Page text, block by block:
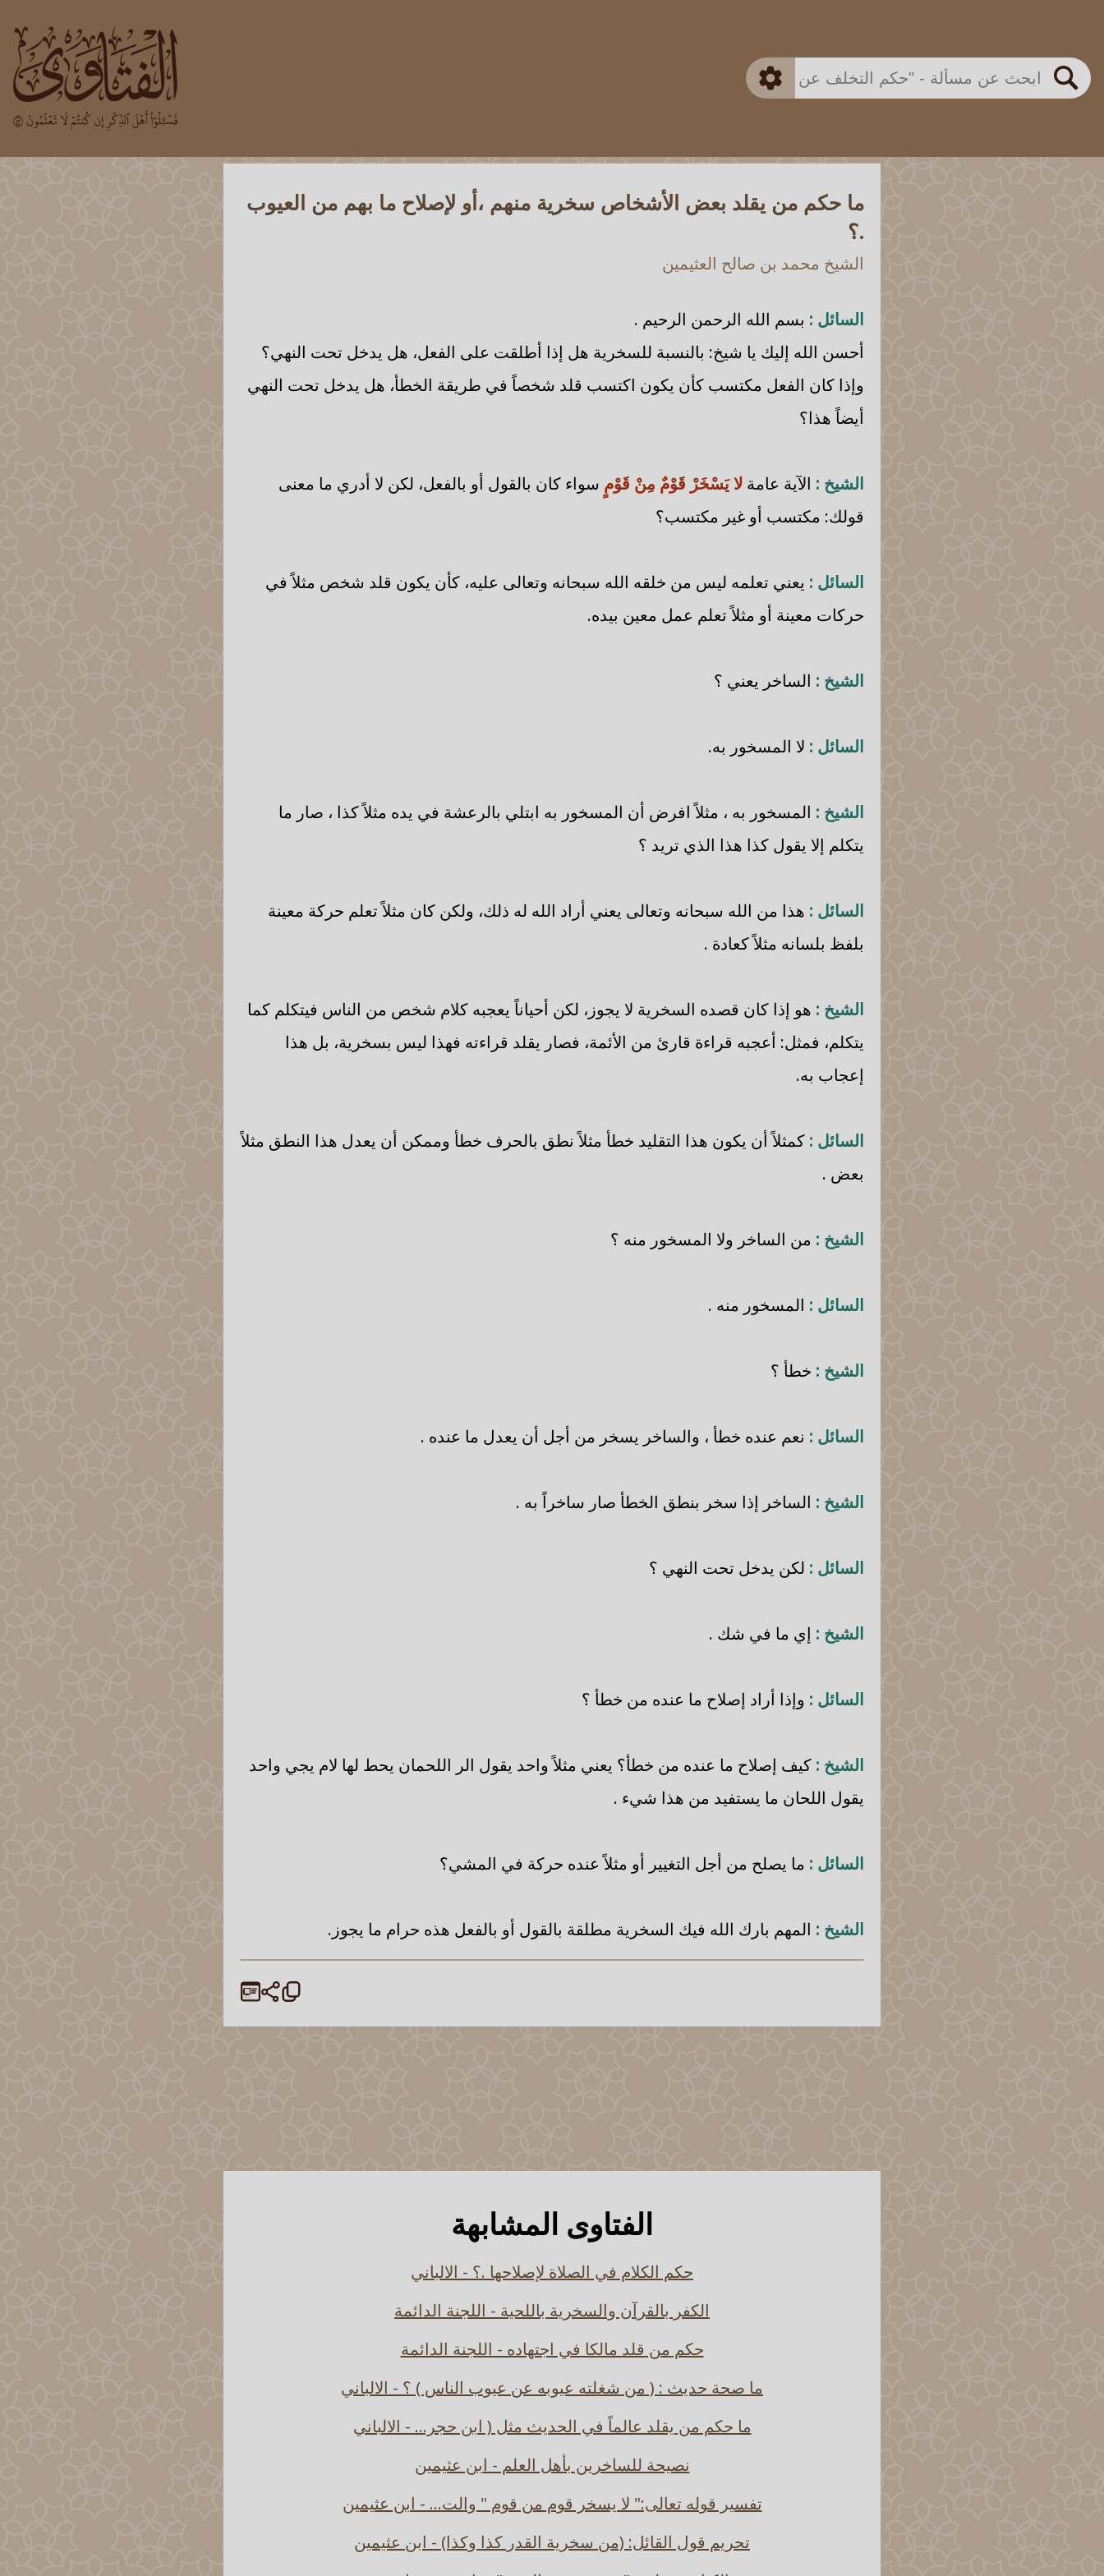
بحث
اللجنة الدائمة
متقدم
ما حكم من يقلد بعض الأشخاص سخرية منهم ،أو لإصلاح ما بهم من العيوب
.؟
الشيخ محمد بن صالح العثيمين
السائل : بسم الله الرحمن الرحيم .
أحسن الله إليك يا شيخ: بالنسبة للسخرية هل إذا أطلقت على الفعل، هل يدخل تحت النهي؟
وإذا كان الفعل مكتسب كأن يكون اكتسب قلد شخصاً في طريقة الخطأ، هل يدخل تحت النهي
أيضاً هذا؟
الشيخ : الآية عامة لا يَسْخَرْ قَوْمٌ مِنْ قَوْمٍ سواء كان بالقول أو بالفعل، لكن لا أدري ما معنى
قولك: مكتسب أو غير مكتسب؟
السائل : يعني تعلمه ليس من خلقه الله سبحانه وتعالى عليه، كأن يكون قلد شخص مثلاً في
حركات معينة أو مثلاً تعلم عمل معين بيده.
الشيخ : الساخر يعني ؟
السائل : لا المسخور به.
الشيخ : المسخور به ، مثلاً افرض أن المسخور به ابتلي بالرعشة في يده مثلاً كذا ، صار ما
يتكلم إلا يقول كذا هذا الذي تريد ؟
السائل : هذا من الله سبحانه وتعالى يعني أراد الله له ذلك، ولكن كان مثلاً تعلم حركة معينة
بلفظ بلسانه مثلاً كعادة .
الشيخ : هو إذا كان قصده السخرية لا يجوز، لكن أحياناً يعجبه كلام شخص من الناس فيتكلم كما
يتكلم، فمثل: أعجبه قراءة قارئ من الأئمة، فصار يقلد قراءته فهذا ليس بسخرية، بل هذا
إعجاب به.
السائل : كمثلاً أن يكون هذا التقليد خطأ مثلاً نطق بالحرف خطأ وممكن أن يعدل هذا النطق مثلاً
بعض .
الشيخ : من الساخر ولا المسخور منه ؟
السائل : المسخور منه .
الشيخ : خطأ ؟
السائل : نعم عنده خطأ ، والساخر يسخر من أجل أن يعدل ما عنده .
الشيخ : الساخر إذا سخر بنطق الخطأ صار ساخراً به .
السائل : لكن يدخل تحت النهي ؟
الشيخ : إي ما في شك .
السائل : وإذا أراد إصلاح ما عنده من خطأ ؟
الشيخ : كيف إصلاح ما عنده من خطأ؟ يعني مثلاً واحد يقول الر اللحمان يحط لها لام يجي واحد
يقول اللحان ما يستفيد من هذا شيء .
السائل : ما يصلح من أجل التغيير أو مثلاً عنده حركة في المشي؟
الشيخ : المهم بارك الله فيك السخرية مطلقة بالقول أو بالفعل هذه حرام ما يجوز.
الفتاوى المشابهة
حكم الكلام في الصلاة لإصلاحها .؟ - الالباني
الكفر بالقرآن والسخرية باللحية - اللجنة الدائمة
حكم من قلد مالكا في اجتهاده - اللجنة الدائمة
ما صحة حديث : ( من شغلته عيوبه عن عيوب الناس ) ؟ - الالباني
ما حكم من يقلد عالماً في الحديث مثل ( ابن حجر... - الالباني
نصيحة للساخرين بأهل العلم - ابن عثيمين
تفسير قوله تعالى:" لا يسخر قوم من قوم " والت... - ابن عثيمين
تحريم قول القائل: (من سخرية القدر كذا وكذا) - ابن عثيمين